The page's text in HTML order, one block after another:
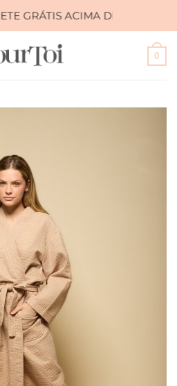
ACIMA DE R$ 399,00
0